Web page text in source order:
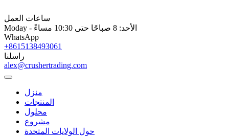
ساعات العمل
Moday - الأحد: 8 صباحًا حتى 10:30 مساءً
WhatsApp
+8615138493061
راسلنا
alex@crushertrading.com
منزل
المنتجات
محلول
مشروع
حول الولايات المتحدة